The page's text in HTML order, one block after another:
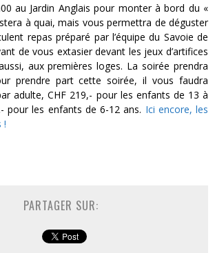
au Jardin Anglais pour monter à bord du «
à quai, mais vous permettra de déguster
repas préparé par l’équipe du Savoie de
de vous extasier devant les jeux d’artifices
aux premières loges. La soirée prendra
prendre part cette soirée, il vous faudra
adulte, CHF 219,- pour les enfants de 13 à
pour les enfants de 6-12 ans. Ici encore, les
!
PARTAGER SUR: